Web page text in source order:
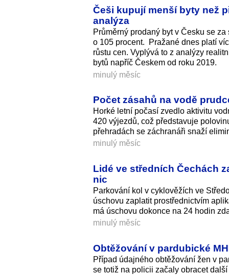
Češi kupují menší byty než
analýza
Průměrný prodaný byt v Česku se
o 105 procent. Pražané dnes platí
růstu cen. Vyplývá to z analýzy
bytů napříč Českem od roku 2019.
minulý měsíc
Počet zásahů na vodě
Horké letní počasí zvedlo aktivitu
420 výjezdů, což představuje
přehradách se záchranáři snaží
minulý měsíc
Lidé ve středních Čechách
nic
Parkování kol v cyklověžích ve
úschovu zaplatit prostřednictvím
má úschovu dokonce na 24 hodin
minulý měsíc
Obtěžování v pardubické
Případ údajného obtěžování žen v
se totiž na policii začaly obracet